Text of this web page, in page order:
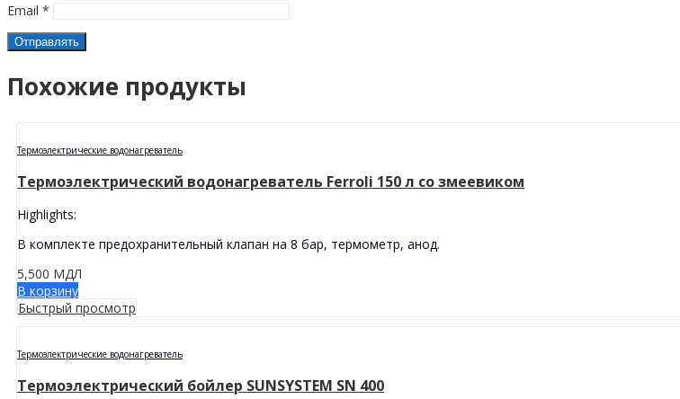
Email *
Похожие продукты
Термоэлектрические водонагреватель
Термоэлектрический водонагреватель Ferroli 150 л со змеевиком
Highlights:
В комплекте предохранительный клапан на 8 бар, термометр, анод.
5,500 МДЛ
В корзину
Быстрый просмотр
Термоэлектрические водонагреватель
Термоэлектрический бойлер SUNSYSTEM SN 400